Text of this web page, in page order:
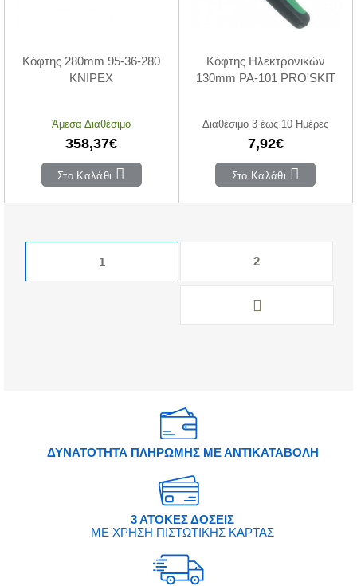
Κόφτης 280mm 95-36-280
KNIPEX
Άμεσα Διαθέσιμο
358,37€
Στο Καλάθι
Κόφτης Ηλεκτρονικών
130mm PA-101 PRO'SKIT
Διαθέσιμο 3 έως 10 Ημέρες
7,92€
Στο Καλάθι
1 2
ΔΥΝΑΤΟΤΗΤΑ ΠΛΗΡΩΜΗΣ ΜΕ ΑΝΤΙΚΑΤΑΒΟΛΗ
3 ΑΤΟΚΕΣ ΔΟΣΕΙΣ
ΜΕ ΧΡΗΣΗ ΠΙΣΤΩΤΙΚΗΣ ΚΑΡΤΑΣ